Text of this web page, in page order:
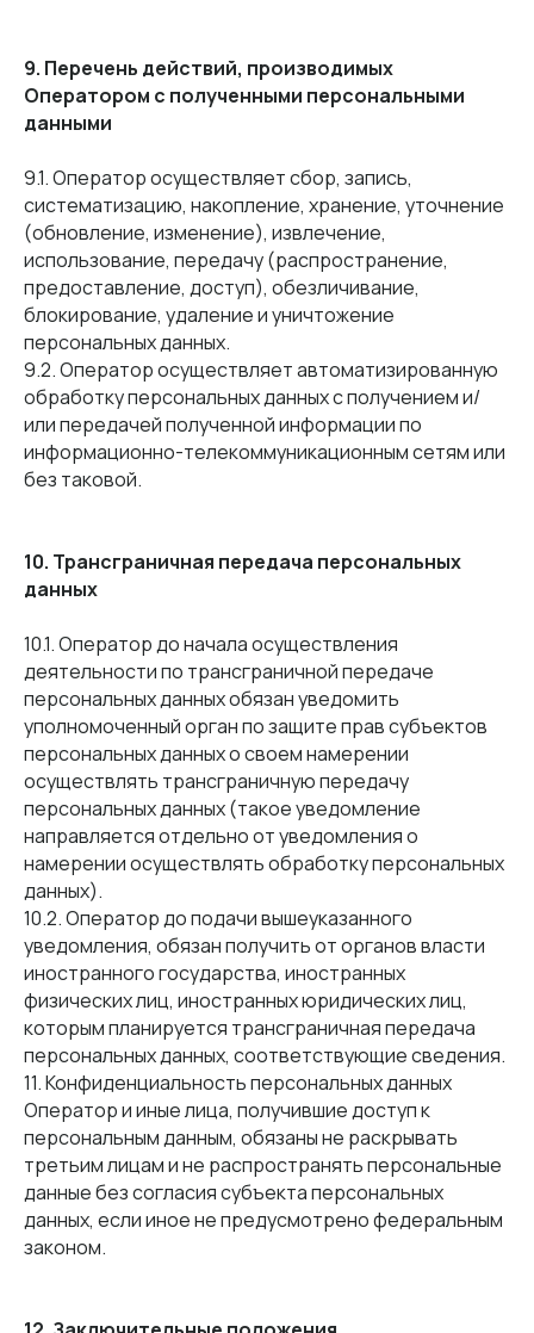
9. Перечень действий, производимых
Оператором с полученными персональными
данными
9.1. Оператор осуществляет сбор, запись,
систематизацию, накопление, хранение, уточнение
(обновление, изменение), извлечение,
использование, передачу (распространение,
предоставление, доступ), обезличивание,
блокирование, удаление и уничтожение
персональных данных.
9.2. Оператор осуществляет автоматизированную
обработку персональных данных с получением и/
или передачей полученной информации по
информационно-телекоммуникационным сетям или
без таковой.
10. Трансграничная передача персональных
данных
10.1. Оператор до начала осуществления
деятельности по трансграничной передаче
персональных данных обязан уведомить
уполномоченный орган по защите прав субъектов
персональных данных о своем намерении
осуществлять трансграничную передачу
персональных данных (такое уведомление
направляется отдельно от уведомления о
намерении осуществлять обработку персональных
данных).
10.2. Оператор до подачи вышеуказанного
уведомления, обязан получить от органов власти
иностранного государства, иностранных
физических лиц, иностранных юридических лиц,
которым планируется трансграничная передача
персональных данных, соответствующие сведения.
11. Конфиденциальность персональных данных
Оператор и иные лица, получившие доступ к
персональным данным, обязаны не раскрывать
третьим лицам и не распространять персональные
данные без согласия субъекта персональных
данных, если иное не предусмотрено федеральным
законом.